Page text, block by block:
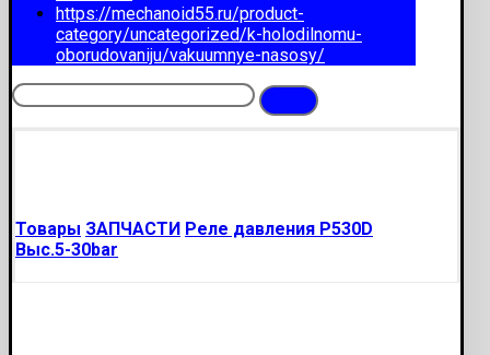
https://mechanoid55.ru/product-
category/uncategorized/k-holodilnomu-
oborudovaniju/vakuumnye-nasosy/
Товары ЗАПЧАСТИ Реле давления P530D
Выс.5-30bar